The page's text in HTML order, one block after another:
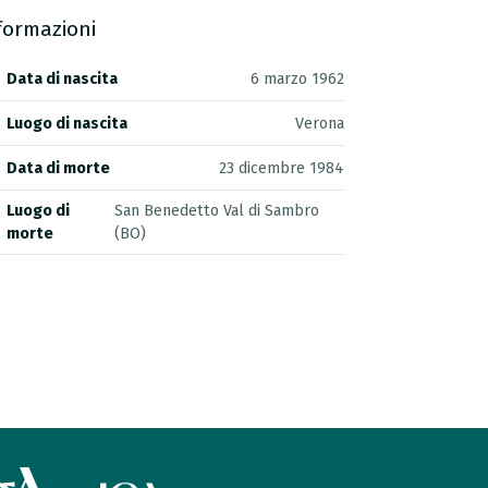
Data di nascita 6 marzo 1962
Luogo di nascita Verona
Data di morte 23 dicembre 1984
Luogo di
morte
San Benedetto Val di Sambro
(BO)